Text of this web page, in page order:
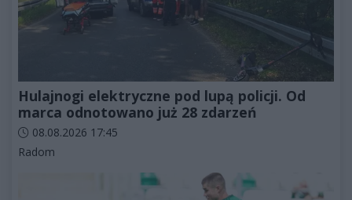
Hulajnogi elektryczne pod lupą policji. Od
marca odnotowano już 28 zdarzeń
Data dodania artykułu:
08.08.2026 17:45
Kategorie artykułu:
Radom